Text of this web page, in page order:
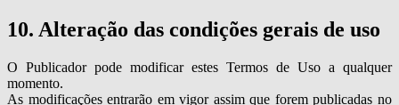
10. Alteração das condições gerais de uso
O Publicador pode modificar estes Termos de Uso a qualquer
momento.
As modificações entrarão em vigor assim que forem publicadas no